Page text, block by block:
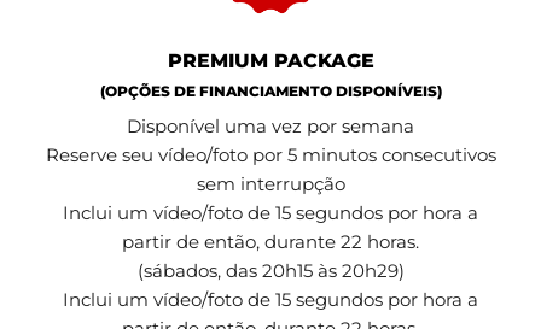
PREMIUM PACKAGE
(OPÇÕES DE FINANCIAMENTO DISPONÍVEIS)
Disponível uma vez por semana
Reserve seu vídeo/foto por 5 minutos consecutivos
sem interrupção
Inclui um vídeo/foto de 15 segundos por hora a
partir de então, durante 22 horas.
(sábados, das 20h15 às 20h29)
Inclui um vídeo/foto de 15 segundos por hora a